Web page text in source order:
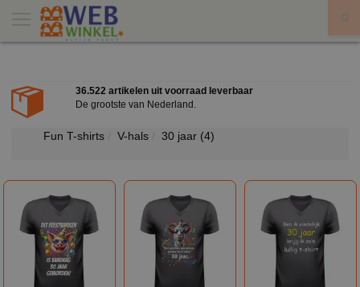
36.522 artikelen uit voorraad leverbaar
De grootste van Nederland.
Fun T-shirts V-hals 30 jaar (4)